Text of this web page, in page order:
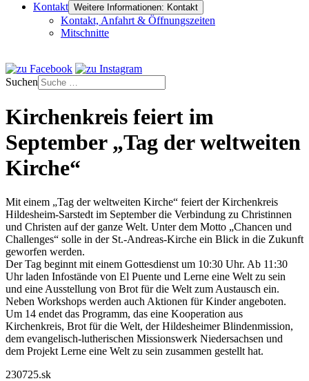
Kontakt Weitere Informationen: Kontakt
Kontakt, Anfahrt & Öffnungszeiten
Mitschnitte
Suchen
Kirchenkreis feiert im
September „Tag der weltweiten
Kirche“
Mit einem „Tag der weltweiten Kirche“ feiert der Kirchenkreis
Hildesheim-Sarstedt im September die Verbindung zu Christinnen
und Christen auf der ganze Welt. Unter dem Motto „Chancen und
Challenges“ solle in der St.-Andreas-Kirche ein Blick in die Zukunft
geworfen werden.
Der Tag beginnt mit einem Gottesdienst um 10:30 Uhr. Ab 11:30
Uhr laden Infostände von El Puente und Lerne eine Welt zu sein
und eine Ausstellung von Brot für die Welt zum Austausch ein.
Neben Workshops werden auch Aktionen für Kinder angeboten.
Um 14 endet das Programm, das eine Kooperation aus
Kirchenkreis, Brot für die Welt, der Hildesheimer Blindenmission,
dem evangelisch-lutherischen Missionswerk Niedersachsen und
dem Projekt Lerne eine Welt zu sein zusammen gestellt hat.
230725.sk